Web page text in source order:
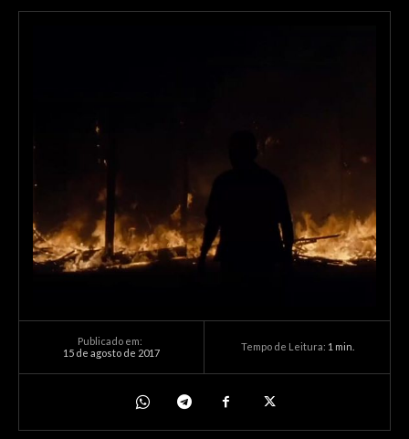
Publicado em:
15 de agosto de 2017
Tempo de Leitura: 1 min.